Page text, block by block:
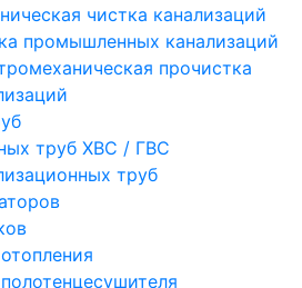
чистка канализаций
промышленных канализаций
прочистка
труб ХВС / ГВС
труб